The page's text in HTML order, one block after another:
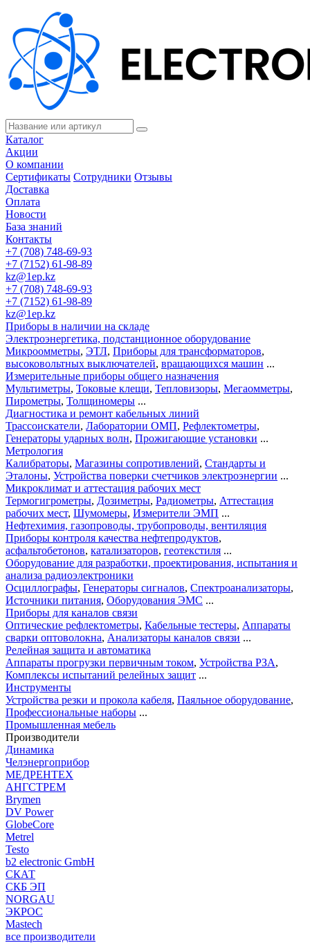
Каталог
Акции
О компании
Сертификаты Сотрудники Отзывы
Доставка
Оплата
Новости
База знаний
Контакты
+7 (708) 748-69-93
+7 (7152) 61-98-89
kz@1ep.kz
+7 (708) 748-69-93
+7 (7152) 61-98-89
kz@1ep.kz
Приборы в наличии на складе
Электроэнергетика, подстанционное оборудование
Микроомметры, ЭТЛ, Приборы для трансформаторов,
высоковольтных выключателей, вращающихся машин ...
Измерительные приборы общего назначения
Мультиметры, Токовые клещи, Тепловизоры, Мегаомметры,
Пирометры, Толщиномеры ...
Диагностика и ремонт кабельных линий
Трассоискатели, Лаборатории ОМП, Рефлектометры,
Генераторы ударных волн, Прожигающие установки ...
Метрология
Калибраторы, Магазины сопротивлений, Стандарты и
Эталоны, Устройства поверки счетчиков электроэнергии ...
Микроклимат и аттестация рабочих мест
Термогигрометры, Дозиметры, Радиометры, Аттестация
рабочих мест, Шумомеры, Измерители ЭМП ...
Нефтехимия, газопроводы, трубопроводы, вентиляция
Приборы контроля качества нефтепродуктов,
асфальтобетонов, катализаторов, геотекстиля ...
Оборудование для разработки, проектирования, испытания и
анализа радиоэлектроники
Осциллографы, Генераторы сигналов, Спектроанализаторы,
Источники питания, Оборудования ЭМС ...
Приборы для каналов связи
Оптические рефлектометры, Кабельные тестеры, Аппараты
сварки оптоволокна, Анализаторы каналов связи ...
Релейная защита и автоматика
Аппараты прогрузки первичным током, Устройства РЗА,
Комплексы испытаний релейных защит ...
Инструменты
Устройства резки и прокола кабеля, Паяльное оборудование,
Профессиональные наборы ...
Промышленная мебель
Производители
Динамика
Челэнергоприбор
МЕДРЕНТЕХ
АНГСТРЕМ
Brymen
DV Power
GlobeCore
Metrel
Testo
b2 electronic GmbH
СКАТ
СКБ ЭП
NORGAU
ЭКРОС
Mastech
все производители